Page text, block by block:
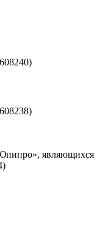
являющихся